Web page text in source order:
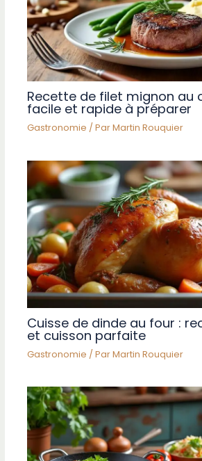
Recette de filet mignon au
facile et rapide à préparer
Gastronomie / ParMartin Rouquier
Cuisse de dinde au four :
et cuisson parfaite
Gastronomie / ParMartin Rouquier